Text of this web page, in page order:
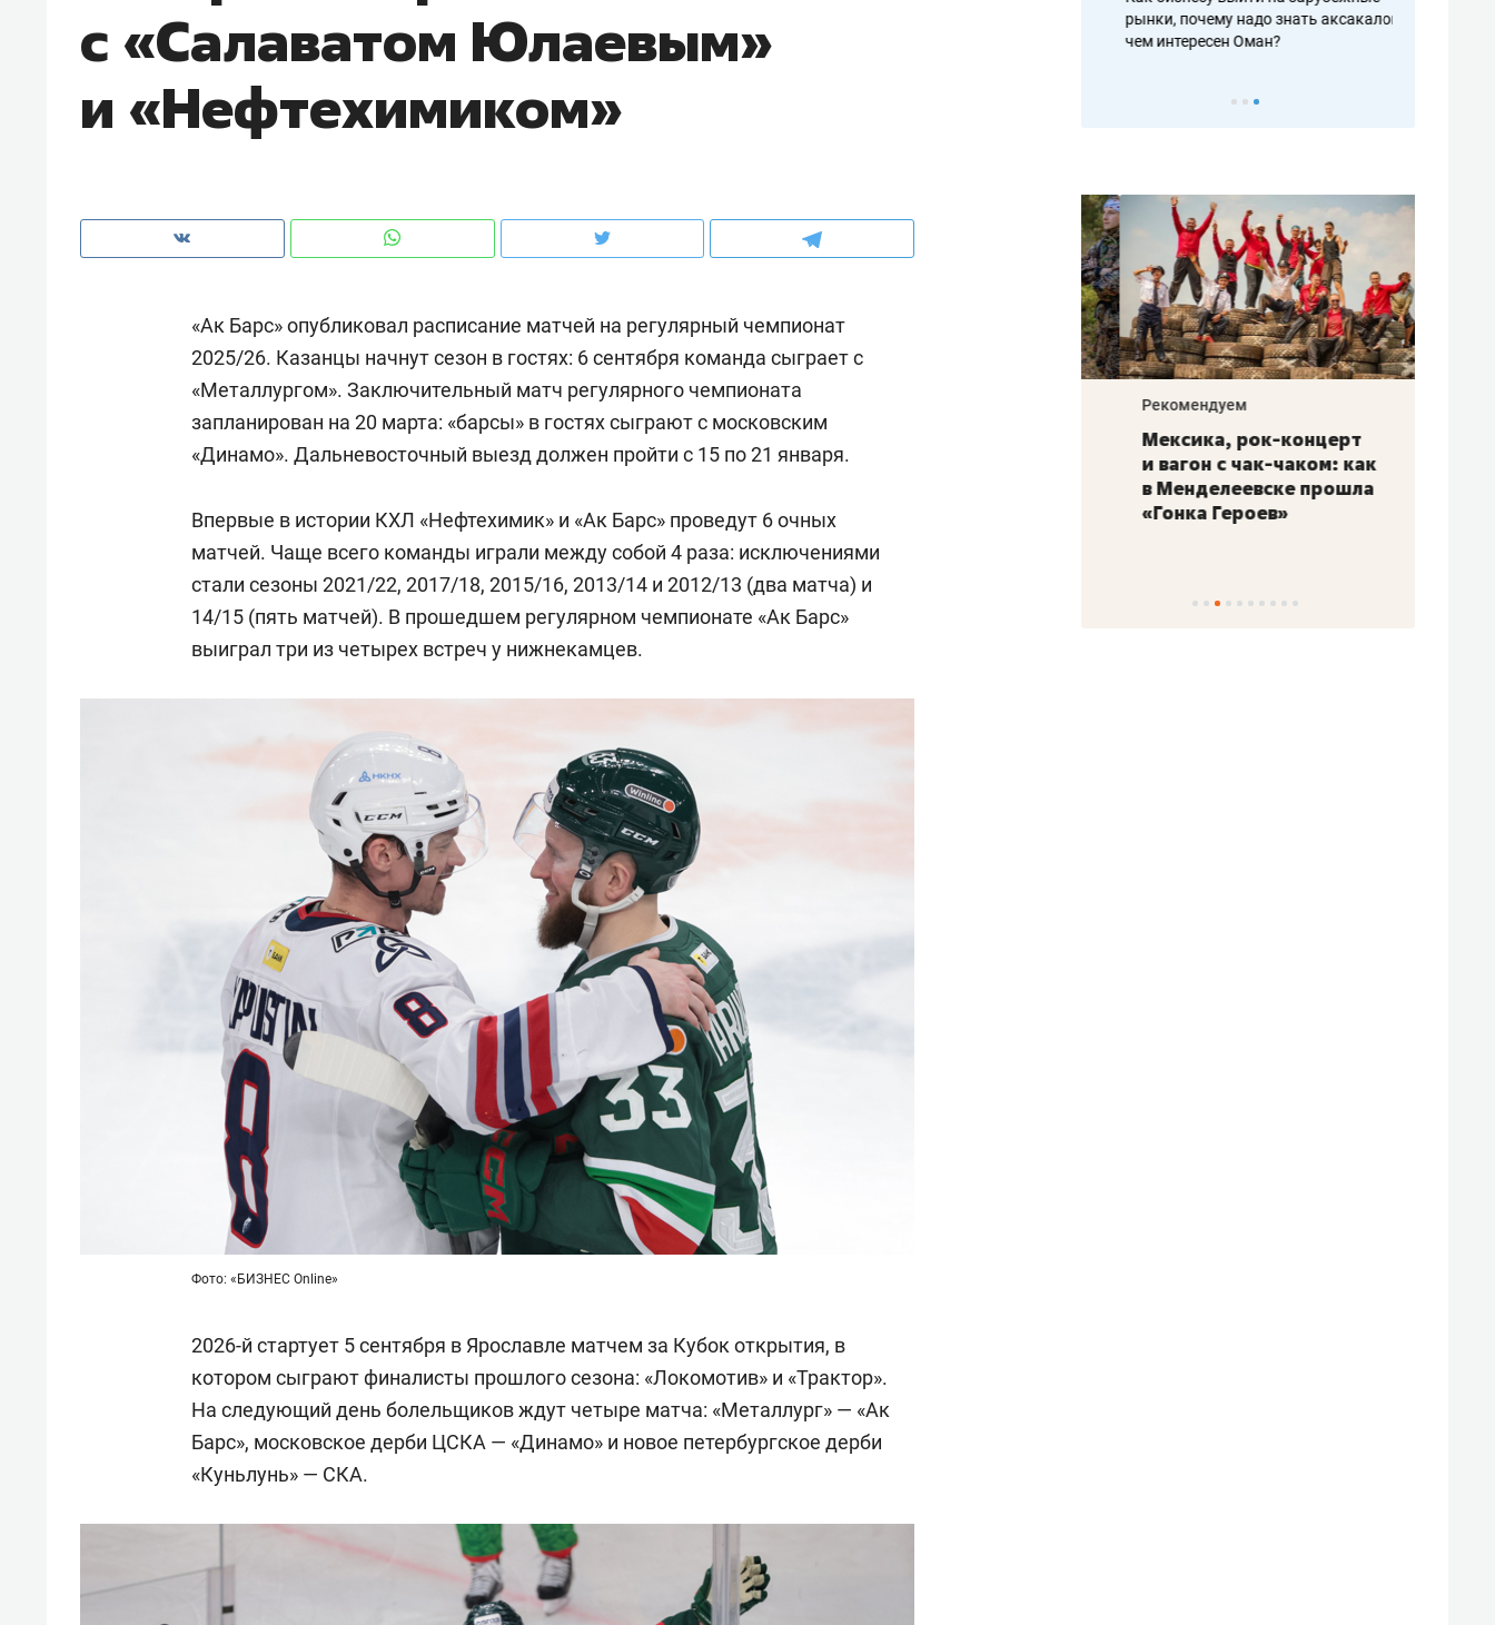
с «Салаватом Юлаевым»
и «Нефтехимиком»
«Ак Барс» опубликовал расписание матчей на регулярный чемпионат
2025/26. Казанцы начнут сезон в гостях: 6 сентября команда сыграет с
«Металлургом». Заключительный матч регулярного чемпионата
запланирован на 20 марта: «барсы» в гостях сыграют с московским
«Динамо». Дальневосточный выезд должен пройти с 15 по 21 января.
Впервые в истории КХЛ «Нефтехимик» и «Ак Барс» проведут 6 очных
матчей. Чаще всего команды играли между собой 4 раза: исключениями
стали сезоны 2021/22, 2017/18, 2015/16, 2013/14 и 2012/13 (два матча) и
14/15 (пять матчей). В прошедшем регулярном чемпионате «Ак Барс»
выиграл три из четырех встреч у нижнекамцев.
Фото: «БИЗНЕС Online»
2026-й стартует 5 сентября в Ярославле матчем за Кубок открытия, в
котором сыграют финалисты прошлого сезона: «Локомотив» и «Трактор».
На следующий день болельщиков ждут четыре матча: «Металлург» — «Ак
Барс», московское дерби ЦСКА — «Динамо» и новое петербургское дерби
«Куньлунь» — СКА.
рынки, почему надо знать аксакалов и
чем интересен Оман?
клиентах и чудных запросах мастеров
рынки, почему надо знать аксакалов и
чем интересен Оман?
Как ГК «МИР ГРУПП» и ВТБ
создают оазис жилого
150 камер до квартиры и Face
ID вместо ключа: какой будет
природе, работа
состоянием как основа
Рекомендуем
Мексика, рок-концерт
и вагон с чак-чаком: как
в Менделеевске прошла
«Гонка Героев»